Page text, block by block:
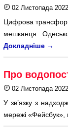
02 Листопада
Цифрова
мешканця
Докладніше →
Про
02 Листопада
У зв’язку з
мережі «Фейсбук»,